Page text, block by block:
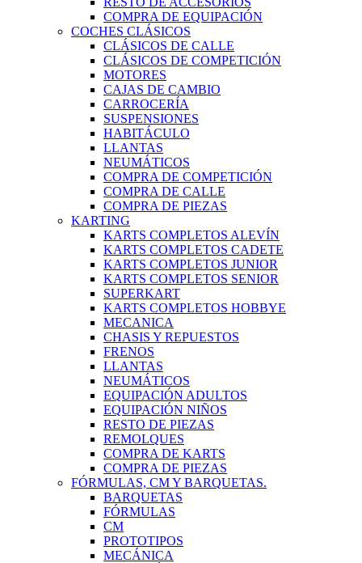
COMPRA DE EQUIPACIÓN
COCHES CLÁSICOS
CLÁSICOS DE CALLE
CLÁSICOS DE COMPETICIÓN
MOTORES
CAJAS DE CAMBIO
CARROCERÍA
SUSPENSIONES
HABITÁCULO
LLANTAS
NEUMÁTICOS
COMPRA DE COMPETICIÓN
COMPRA DE CALLE
COMPRA DE PIEZAS
KARTING
KARTS COMPLETOS ALEVÍN
KARTS COMPLETOS CADETE
KARTS COMPLETOS JUNIOR
KARTS COMPLETOS SENIOR
SUPERKART
KARTS COMPLETOS HOBBYE
MECANICA
CHASIS Y REPUESTOS
FRENOS
LLANTAS
NEUMÁTICOS
EQUIPACIÓN ADULTOS
EQUIPACIÓN NIÑOS
RESTO DE PIEZAS
REMOLQUES
COMPRA DE KARTS
COMPRA DE PIEZAS
FÓRMULAS, CM Y BARQUETAS.
BARQUETAS
FÓRMULAS
CM
PROTOTIPOS
MECÁNICA